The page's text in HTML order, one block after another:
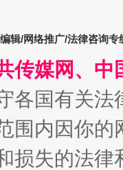
小金库”的免责幌子
辑/网络推广/法律咨询专
传媒网、中
各国有关法
围内因你的
损失的法